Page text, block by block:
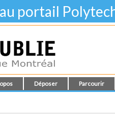
portail
Déposer Parcourir